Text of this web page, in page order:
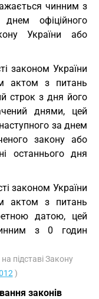
чинним з
офіційного
України або
законом України
актом з питань
строк з дня його
днями, цей
за днем
закону або
останнього дня
законом України
актом з питань
датою, цей
з 0 годин
підставі Закону
)
законів